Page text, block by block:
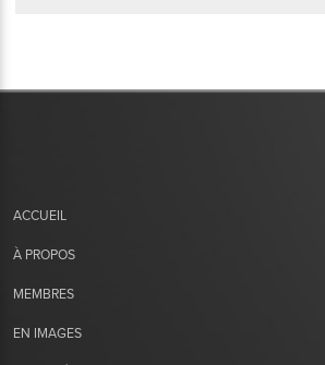
ACCUEIL
À PROPOS
MEMBRES
EN IMAGES